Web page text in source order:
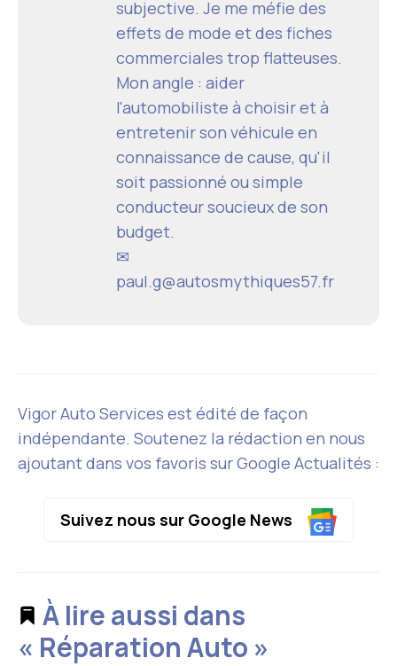
subjective. Je me méfie des
effets de mode et des fiches
commerciales trop flatteuses.
Mon angle : aider
l'automobiliste à choisir et à
entretenir son véhicule en
connaissance de cause, qu'il
soit passionné ou simple
conducteur soucieux de son
budget.
✉
paul.g@autosmythiques57.fr
Vigor Auto Services est édité de façon
indépendante. Soutenez la rédaction en nous
ajoutant dans vos favoris sur Google Actualités :
Suivez nous sur Google News
À lire aussi dans
« Réparation Auto »